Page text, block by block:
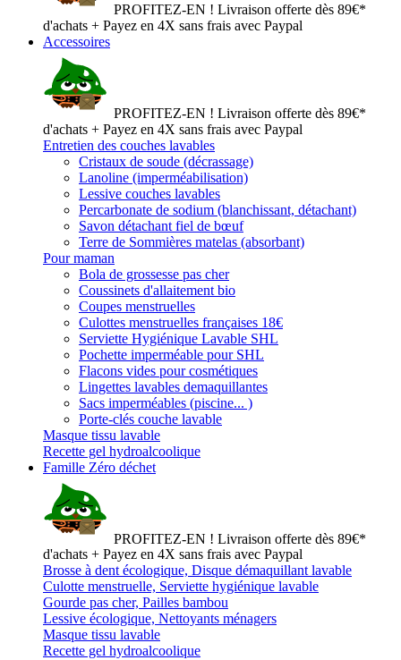
PROFITEZ-EN ! Livraison offerte dès 89€*
d'achats + Payez en 4X sans frais avec Paypal
Accessoires
PROFITEZ-EN ! Livraison offerte dès 89€*
d'achats + Payez en 4X sans frais avec Paypal
Entretien des couches lavables
Cristaux de soude (décrassage)
Lanoline (imperméabilisation)
Lessive couches lavables
Percarbonate de sodium (blanchissant, détachant)
Savon détachant fiel de bœuf
Terre de Sommières matelas (absorbant)
Pour maman
Bola de grossesse pas cher
Coussinets d'allaitement bio
Coupes menstruelles
Culottes menstruelles françaises 18€
Serviette Hygiénique Lavable SHL
Pochette imperméable pour SHL
Flacons vides pour cosmétiques
Lingettes lavables demaquillantes
Sacs imperméables (piscine... )
Porte-clés couche lavable
Masque tissu lavable
Recette gel hydroalcoolique
Famille Zéro déchet
PROFITEZ-EN ! Livraison offerte dès 89€*
d'achats + Payez en 4X sans frais avec Paypal
Brosse à dent écologique, Disque démaquillant lavable
Culotte menstruelle, Serviette hygiénique lavable
Gourde pas cher, Pailles bambou
Lessive écologique, Nettoyants ménagers
Masque tissu lavable
Recette gel hydroalcoolique